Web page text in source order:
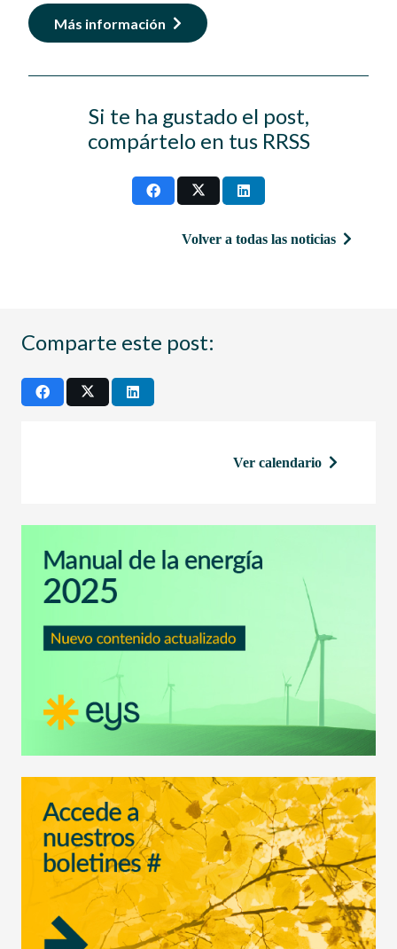
Más información
Si te ha gustado el post,
compártelo en tus RRSS
Volver a todas las noticias
Comparte este post:
Ver calendario